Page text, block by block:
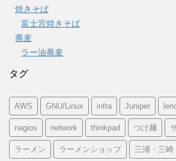
焼きそば
富士宮焼きそば
蕎麦
ラー油蕎麦
タグ
AWS GNU/Linux infra Juniper
nagios network thinkpad つけ麺
ラーメン ラーメンショップ 三浦・三崎